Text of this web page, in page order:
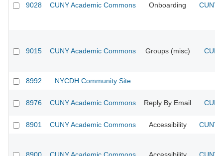
9028 CUNY Academic Commons Onboarding CUNY
9015 CUNY Academic Commons Groups (misc)
8992 NYCDH Community Site
8976 CUNY Academic Commons Reply By Email
8901 CUNY Academic Commons Accessibility CUNY